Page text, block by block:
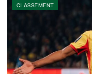
CLASSEMENT